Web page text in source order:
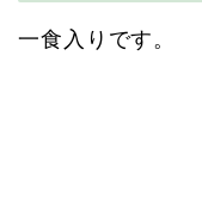
一食入りです。